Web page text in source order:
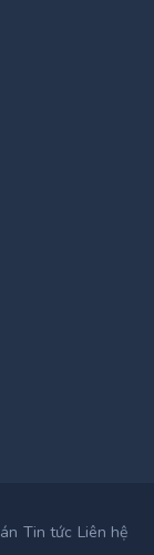
Tin tức Liên hệ